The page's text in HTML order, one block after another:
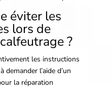
éviter les
lors de
?
les instructions
demander l’aide d’un
la réparation